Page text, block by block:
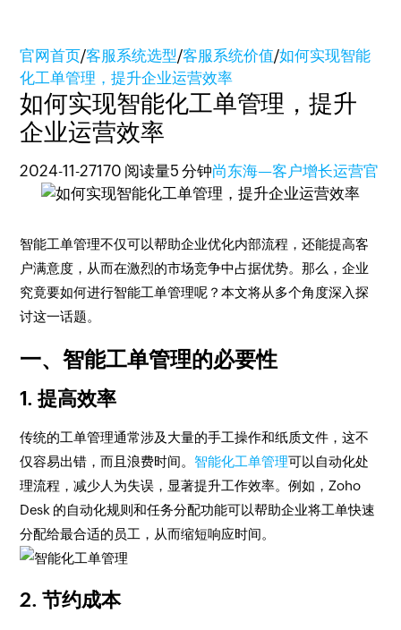
官网首页/客服系统选型/客服系统价值/如何实现智能
化工单管理，提升企业运营效率
如何实现智能化工单管理，提升
企业运营效率
2024-11-27170 阅读量5 分钟尚东海—客户增长运营官
智能工单管理不仅可以帮助企业优化内部流程，还能提高客
户满意度，从而在激烈的市场竞争中占据优势。那么，企业
究竟要如何进行智能工单管理呢？本文将从多个角度深入探
讨这一话题。
一、智能工单管理的必要性
1. 提高效率
传统的工单管理通常涉及大量的手工操作和纸质文件，这不
仅容易出错，而且浪费时间。 智能化工单管理可以自动化处
理流程，减少人为失误，显著提升工作效率。例如，Zoho
Desk 的自动化规则和任务分配功能可以帮助企业将工单快速
分配给最合适的员工，从而缩短响应时间。
2. 节约成本